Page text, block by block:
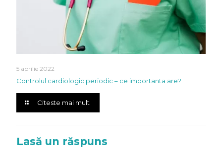
5 aprilie 2022
Controlul cardiologic periodic – ce importanta are?
Citeste mai mult
Lasă un răspuns